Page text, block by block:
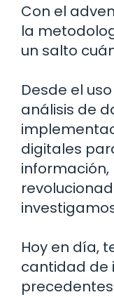
Con el
la
un salto
Desde el
análisis de
digitales
Hoy en día,
cantidad de